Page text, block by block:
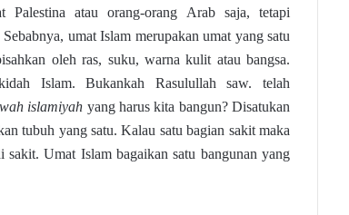
Palestina atau orang-orang Arab saja, tetapi
umat Islam merupakan umat yang satu
oleh ras, suku, warna kulit atau bangsa.
Islam. Bukankah Rasulullah saw. telah
islamiyah yang harus kita bangun? Disatukan
tubuh yang satu. Kalau satu bagian sakit maka
Umat Islam bagaikan satu bangunan yang